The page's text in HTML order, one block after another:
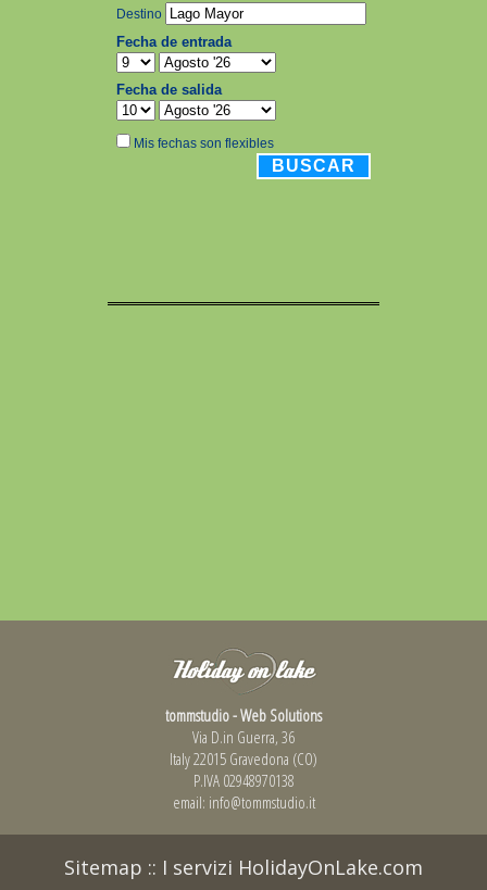
tommstudio - Web Solutions
Via D.in Guerra, 36
Italy 22015 Gravedona (CO)
P.IVA 02948970138
email: info@tommstudio.it
Sitemap :: I servizi HolidayOnLake.com